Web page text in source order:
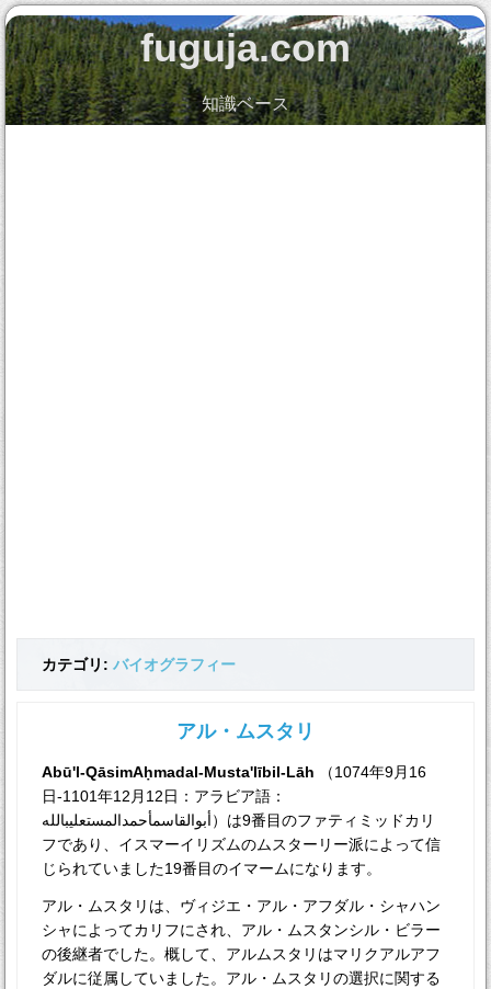
fuguja.com
知識ベース
カテゴリ:バイオグラフィー
アル・ムスタリ
Abū'l-QāsimAḥmadal-Musta'lībil-Lāh （1074年9月16
日-1101年12月12日：アラビア語：
أبوالقاسمأحمدالمستعليبالله）は9番目のファティミッドカリ
フであり、イスマーイリズムのムスターリー派によって信
じられていました19番目のイマームになります。
アル・ムスタリは、ヴィジエ・アル・アフダル・シャハン
シャによってカリフにされ、アル・ムスタンシル・ビラー
の後継者でした。概して、アルムスタリはマリクアルアフ
ダルに従属していました。アル・ムスタリの選択に関する